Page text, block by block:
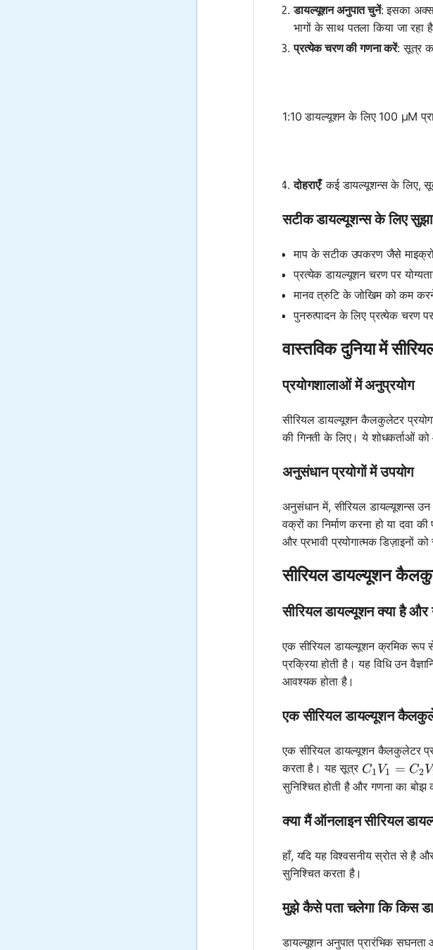
डायल्यूशन अनुपात चुनें: इसका
भागों के साथ पतला किया जा रहा
प्रत्येक चरण की गणना करें: सूत्र
1:10 डायल्यूशन के लिए 100 µM
दोहराएँ: कई डायल्यूशन्स के लिए,
सटीक डायल्यूशन्स के लिए
माप के सटीक उपकरण जैसे
प्रत्येक डायल्यूशन चरण पर
मानव त्रुटि के जोखिम को कम
पुनरुत्पादन के लिए प्रत्येक चरण
वास्तविक दुनिया में
प्रयोगशालाओं में अनुप्रयोग
सीरियल डायल्यूशन कैलकुलेटर
की गिनती के लिए। ये शोधकर्ताओं
अनुसंधान प्रयोगों में उपयोग
अनुसंधान में, सीरियल डायल्यूशन्स उन
वक्रों का निर्माण करना हो या दवा
और प्रभावी प्रयोगात्मक डिज़ाइनों को
सीरियल डायल्यूशन
सीरियल डायल्यूशन क्या है और
एक सीरियल डायल्यूशन क्रमिक रूप
प्रक्रिया होती है। यह विधि उन
आवश्यक होता है।
एक सीरियल डायल्यूशन
एक सीरियल डायल्यूशन कैलकुलेटर
करता है। यह सूत्र C_1V_1 =
C1 V1 = C2 V
सुनिश्चित होती है और गणना का बोझ
क्या मैं ऑनलाइन सीरियल
हाँ, यदि यह विश्वसनीय स्रोत से है
सुनिश्चित करता है।
मुझे कैसे पता चलेगा कि किस
डायल्यूशन अनुपात प्रारंभिक सघनता